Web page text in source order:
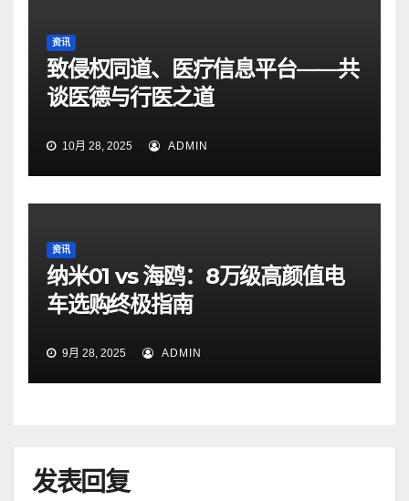
资讯
致侵权同道、医疗信息平台——共
谈医德与行医之道
10月 28, 2025 ADMIN
资讯
纳米01 vs 海鸥：8万级高颜值电
车选购终极指南
9月 28, 2025 ADMIN
发表回复